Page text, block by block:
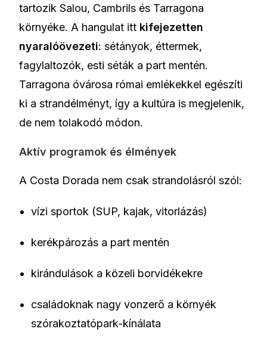
tartozik Salou, Cambrils és Tarragona
környéke. A hangulat itt kifejezetten
nyaralóövezeti: sétányok, éttermek,
fagylaltozók, esti séták a part mentén.
Tarragona óvárosa római emlékekkel egészíti
ki a strandélményt, így a kultúra is megjelenik,
de nem tolakodó módon.
Aktív programok és élmények
A Costa Dorada nem csak strandolásról szól:
vízi sportok (SUP, kajak, vitorlázás)
kerékpározás a part mentén
kirándulások a közeli borvidékekre
családoknak nagy vonzerő a környék
szórakoztatópark-kínálata